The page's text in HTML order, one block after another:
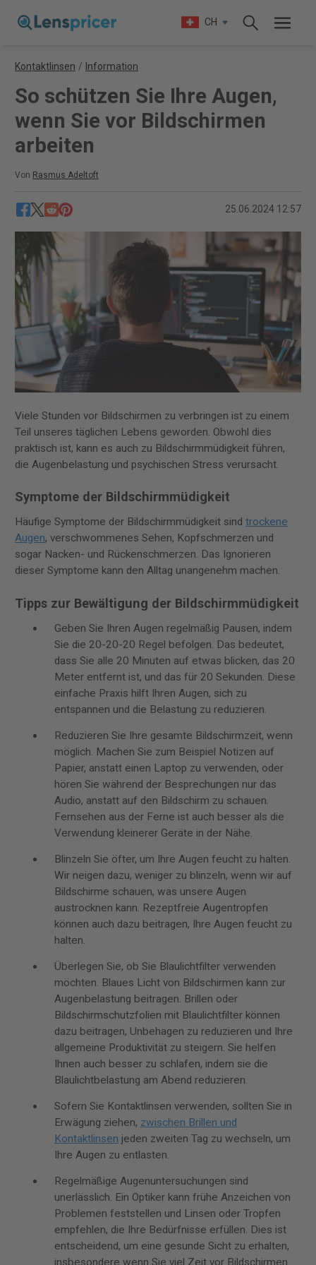
CH
Kontaktlinsen / Information
So schützen Sie Ihre Augen,
wenn Sie vor Bildschirmen
arbeiten
Von Rasmus Adeltoft
25.06.2024 12:57
Viele Stunden vor Bildschirmen zu verbringen ist zu einem
Teil unseres täglichen Lebens geworden. Obwohl dies
praktisch ist, kann es auch zu Bildschirmmüdigkeit führen,
die Augenbelastung und psychischen Stress verursacht.
Symptome der Bildschirmmüdigkeit
Häufige Symptome der Bildschirmmüdigkeit sind trockene
Augen, verschwommenes Sehen, Kopfschmerzen und
sogar Nacken- und Rückenschmerzen. Das Ignorieren
dieser Symptome kann den Alltag unangenehm machen.
Tipps zur Bewältigung der Bildschirmmüdigkeit
Geben Sie Ihren Augen regelmäßig Pausen, indem
Sie die 20-20-20 Regel befolgen. Das bedeutet,
dass Sie alle 20 Minuten auf etwas blicken, das 20
Meter entfernt ist, und das für 20 Sekunden. Diese
einfache Praxis hilft Ihren Augen, sich zu
entspannen und die Belastung zu reduzieren.
Reduzieren Sie Ihre gesamte Bildschirmzeit, wenn
möglich. Machen Sie zum Beispiel Notizen auf
Papier, anstatt einen Laptop zu verwenden, oder
hören Sie während der Besprechungen nur das
Audio, anstatt auf den Bildschirm zu schauen.
Fernsehen aus der Ferne ist auch besser als die
Verwendung kleinerer Geräte in der Nähe.
Blinzeln Sie öfter, um Ihre Augen feucht zu halten.
Wir neigen dazu, weniger zu blinzeln, wenn wir auf
Bildschirme schauen, was unsere Augen
austrocknen kann. Rezeptfreie Augentropfen
können auch dazu beitragen, Ihre Augen feucht zu
halten.
Überlegen Sie, ob Sie Blaulichtfilter verwenden
möchten. Blaues Licht von Bildschirmen kann zur
Augenbelastung beitragen. Brillen oder
Bildschirmschutzfolien mit Blaulichtfilter können
dazu beitragen, Unbehagen zu reduzieren und Ihre
allgemeine Produktivität zu steigern. Sie helfen
Ihnen auch besser zu schlafen, indem sie die
Blaulichtbelastung am Abend reduzieren.
Sofern Sie Kontaktlinsen verwenden, sollten Sie in
Erwägung ziehen, zwischen Brillen und
Kontaktlinsen jeden zweiten Tag zu wechseln, um
Ihre Augen zu entlasten.
Regelmäßige Augenuntersuchungen sind
unerlässlich. Ein Optiker kann frühe Anzeichen von
Problemen feststellen und Linsen oder Tropfen
empfehlen, die Ihre Bedürfnisse erfüllen. Dies ist
entscheidend, um eine gesunde Sicht zu erhalten,
insbesondere wenn Sie viel Zeit vor Bildschirmen